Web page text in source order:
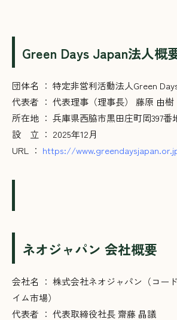
Green Days Japan法人概
団体名 ： 特定非営利活動法人Green
代表者 ： 代表理事（理事長） 藤原 由樹
所在地 ： 兵庫県西脇市黒田庄町岡397番
設 立 ： 2025年12月
URL ： https://
ネオジャパン 会社概要
会社名 ： 株式会社ネオジャパン（コー
イム市場）
代表者 ： 代表取締役社長 齋藤 晶議